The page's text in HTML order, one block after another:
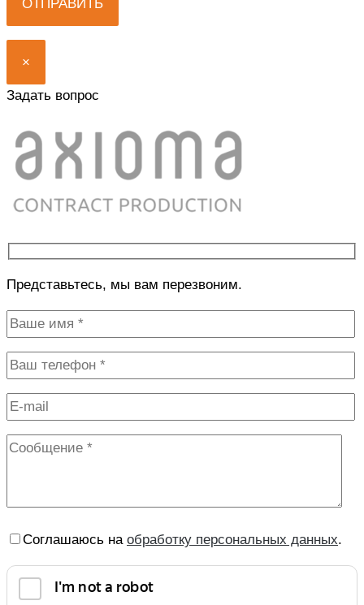
×
Задать вопрос
Представьтесь, мы вам перезвоним.
Соглашаюсь на обработку персональных данных.